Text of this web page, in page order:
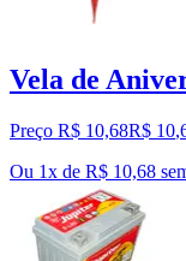
Vela de
Preço R$ 10,68R$ 10,
Ou 1x de R$ 10,68